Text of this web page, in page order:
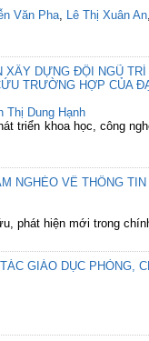
Văn Pha, Lê Thị Xuân An,
DỰNG ĐỘI NGŨ
TRƯỜNG HỢP CỦA
Thị Dung Hạnh
triển khoa học, công
NGHÈO VỀ THÔNG TIN
phát hiện mới trong
GIÁO DỤC PHÒNG,